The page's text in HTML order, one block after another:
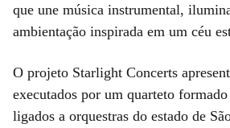
que une música instrumental,
ambientação inspirada em um céu
O projeto Starlight Concerts
executados por um quarteto
ligados a orquestras do estado de